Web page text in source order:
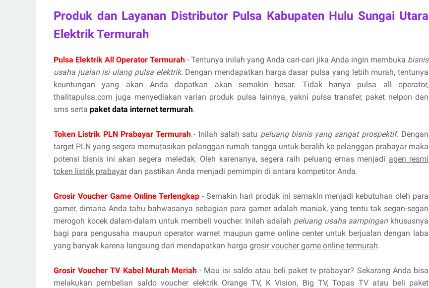
Produk dan Layanan Distributor Pulsa Kabupaten Hulu Sungai Utara
Elektrik Termurah
Pulsa Elektrik All Operator Termurah - Tentunya inilah yang Anda cari-cari jika Anda ingin membuka bisnis
usaha jualan isi ulang pulsa elektrik. Dengan mendapatkan harga dasar pulsa yang lebih murah, tentunya
keuntungan yang akan Anda dapatkan akan semakin besar. Tidak hanya pulsa all operator,
thalitapulsa.com juga menyediakan varian produk pulsa lainnya, yakni pulsa transfer, paket nelpon dan
sms serta paket data internet termurah.
Token Listrik PLN Prabayar Termurah - Inilah salah satu peluang bisnis yang sangat prospektif. Dengan
target PLN yang segera memutasikan pelanggan rumah tangga untuk beralih ke pelanggan prabayar maka
potensi bisnis ini akan segera meledak. Oleh karenanya, segera raih peluang emas menjadi agen resmi
token listrik prabayardan pastikan Anda menjadi pemimpin di antara kompetitor Anda.
Grosir Voucher Game Online Terlengkap - Semakin hari produk ini semakin menjadi kebutuhan oleh para
gamer, dimana Anda tahu bahwasanya sebagian para gamer adalah maniak, yang tentu tak segan-segan
merogoh kocek dalam-dalam untuk membeli voucher. Inilah adalah peluang usaha sampingankhususnya
bagi para pengusaha maupun operator warnet maupun game online center untuk berjualan dengan laba
yang banyak karena langsung dari mendapatkan harga grosir voucher game online termurah.
Grosir Voucher TV Kabel Murah Meriah- Mau isi saldo atau beli paket tv prabayar? Sekarang Anda bisa
melakukan pembelian saldo voucher elektrik Orange TV, K Vision, Big TV, Topas TV atau beli paket